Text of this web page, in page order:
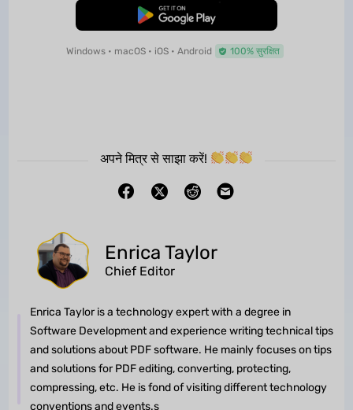
मुफ्त डाउनलोड
Windows • macOS • iOS • Android 100% सुरक्षित
अपने मित्र से साझा करें!
Enrica Taylor
Chief Editor
Enrica Taylor is a technology expert with a degree in
Software Development and experience writing technical tips
and solutions about PDF software. He mainly focuses on tips
and solutions for PDF editing, converting, protecting,
compressing, etc. He is fond of visiting different technology
conventions and events.s